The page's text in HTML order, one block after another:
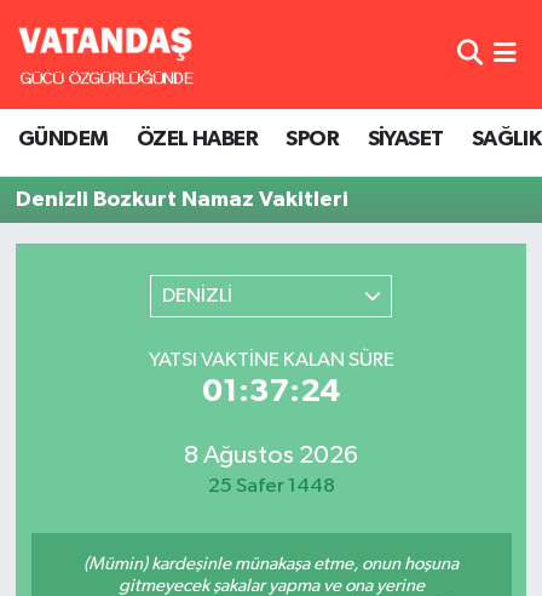
GÜNDEM ÖZEL HABER SPOR SİYASET SAĞLIK
Denizli Bozkurt Namaz Vakitleri
DENİZLİ
YATSI VAKTINE KALAN SÜRE
01:37:24
8 Ağustos 2026
25 Safer 1448
(Mümin) kardeşinle münakaşa etme, onun hoşuna
gitmeyecek şakalar yapma ve ona yerine
GÜNDEM
Hava Durumu
Tüm Manşetler